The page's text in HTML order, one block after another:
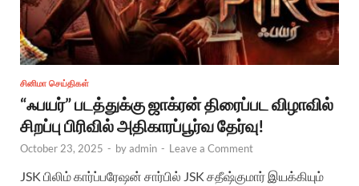
சினிமா செய்திகள்
“ஃபயர்” படத்துக்கு ஜாக்ரன் திரைப்பட விழாவில்
சிறப்பு பிரிவில் அதிகாரப்பூர்வ தேர்வு!
October 23, 2025 - byadmin - Leave a Comment
JSK பிலிம் கார்ப்பரேஷன் சார்பில் JSK சதீஷ்குமார் இயக்கியும்